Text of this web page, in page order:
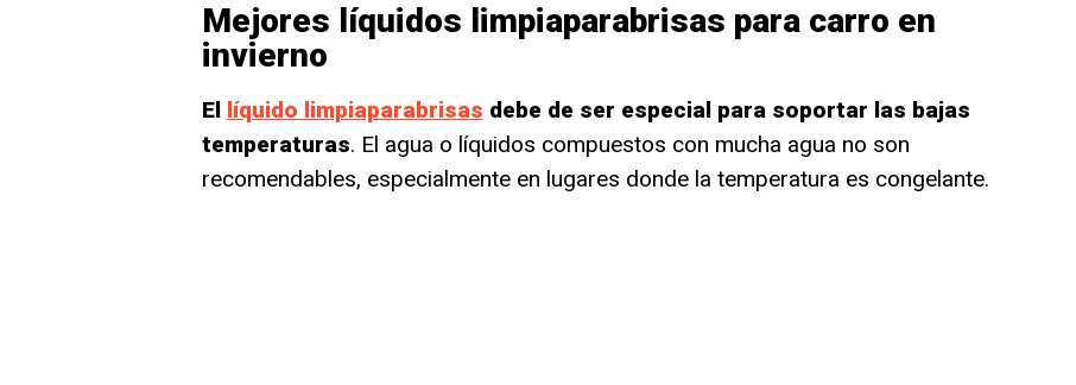
Mejores líquidos limpiaparabrisas para carro en
invierno
El líquido limpiaparabrisas debe de ser especial para soportar las bajas
temperaturas. El agua o líquidos compuestos con mucha agua no son
recomendables, especialmente en lugares donde la temperatura es congelante.